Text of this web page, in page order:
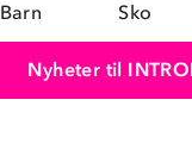
Barn Sko
Nyheter til